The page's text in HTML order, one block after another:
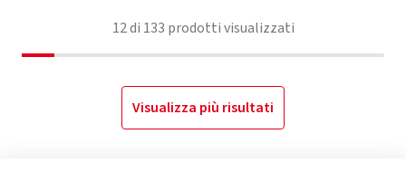
12di 133 prodotti visualizzati
Visualizza più risultati